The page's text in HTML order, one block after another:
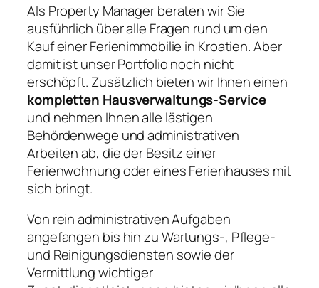
Als Property Manager beraten wir Sie
ausführlich über alle Fragen rund um den
Kauf einer Ferienimmobilie in Kroatien. Aber
damit ist unser Portfolio noch nicht
erschöpft. Zusätzlich bieten wir Ihnen einen
kompletten Hausverwaltungs-Service
und nehmen Ihnen alle lästigen
Behördenwege und administrativen
Arbeiten ab, die der Besitz einer
Ferienwohnung oder eines Ferienhauses mit
sich bringt.
Von rein administrativen Aufgaben
angefangen bis hin zu Wartungs-, Pflege-
und Reinigungsdiensten sowie der
Vermittlung wichtiger